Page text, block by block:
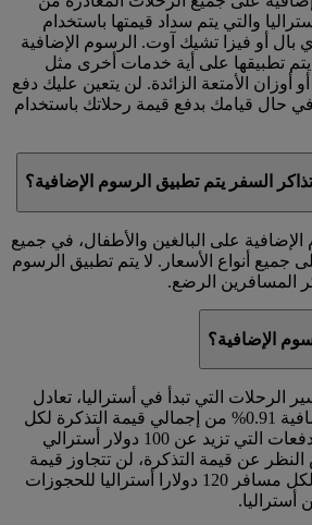
والتي يتم سداد قيمتها باستخدام
بال أو فيزا تشيك آوت. الرسوم الإضافية
تطبيقها على أية خدمات أخرى مثل
أو أوزان الأمتعة الزائدة. لن يتعين عليك دفع
في حال قيامك بدفع قيمة رحلاتك باستخدام
السفر يتم تطبيق الرسوم الإضافية؟
على البالغين والأطفال، في جميع
جميع أنواع الأسعار. لا يتم تطبيق الرسوم
المسافرين الرضع.
الإضافية؟
الرحلات التي تبدأ في أستراليا، تعادل
قيمة الرسوم الإضافية 0.91% من إجمالي قيمة التذكرة لكل
مسافر بالنسبة للدفعات التي تزيد عن 100 دولار أسترالي
عن قيمة التذكرة، لن تتجاوز قيمة
الرسوم الإضافية لكل مسافر 120 دولارا أستراليا للحجوزات
أستراليا.